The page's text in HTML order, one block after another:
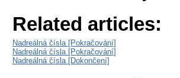
Related articles:
Nadreálná čísla [Pokračování]
Nadreálná čísla [Pokračování]
Nadreálná čísla [Dokončení]